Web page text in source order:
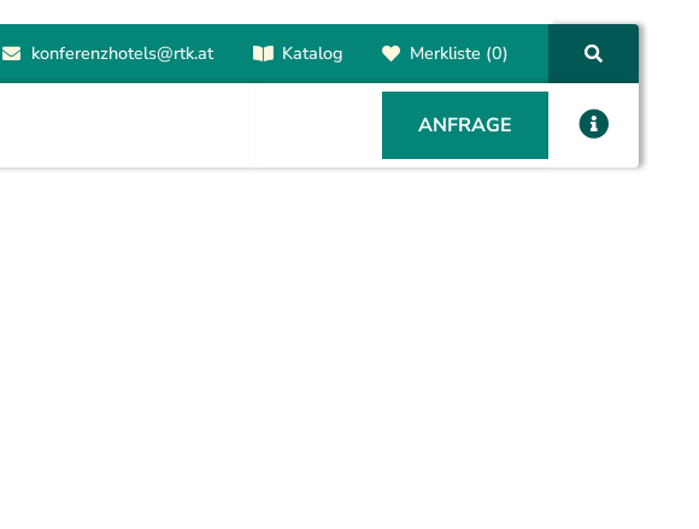
konferenzhotels@rtk.at Katalog Merkliste (0)
ANFRAGE